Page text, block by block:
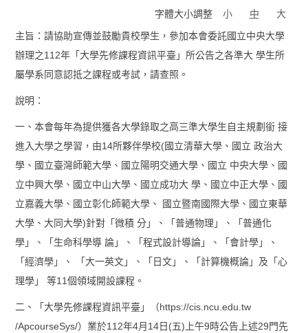
字體大小調整 小 中
大
主旨：請協助宣傳並鼓勵貴校學生，參加本會委託國立中央大學
辦理之112年「大學先修課程資訊平臺」所公告之各準大 學生所
屬學系同意認抵之課程或考試，請查照。
說明：
一、本會每年為提供獲各大學錄取之高三準大學生自主規劃銜 接
進入大學之學習，由14所夥伴學校(國立清華大學、國立 政治大
學、國立臺灣師範大學、國立陽明交通大學、國立 中央大學、國
立中興大學、國立中山大學、國立成功大 學、國立中正大學、國
立嘉義大學、國立彰化師範大學、 國立暨南國際大學、國立東華
大學、大同大學)針對「微積 分」、「普通物理」、「普通化
學」、「生命科學導 論」、「程式設計導論」、「會計學」、
「經濟學」、 「大一英文」、「日文」、「計算機概論」及「心
理學」 等11個領域開設課程。
二、「大學先修課程資訊平臺」（https://cis.ncu.edu.tw
/ApcourseSys/）業於112年4月14日(五)上午9時公告上述29門先